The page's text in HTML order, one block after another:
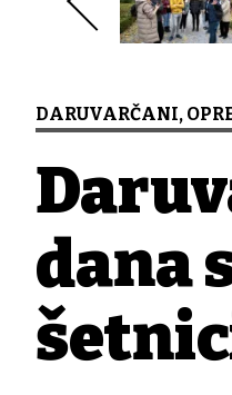
DARUVARČANI,
dana